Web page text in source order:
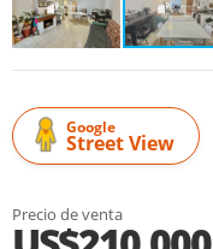
Google
Street View
Precio de venta